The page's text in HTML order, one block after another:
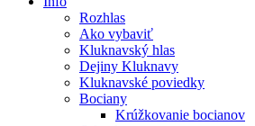
Rozhlas
Ako vybaviť
Kluknavský hlas
Dejiny Kluknavy
Kluknavské poviedky
Bociany
Krúžkovanie bocianov